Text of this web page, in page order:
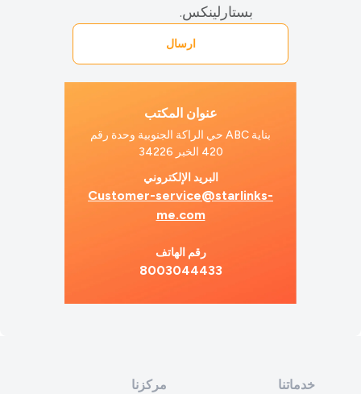
بستارلينكس.
عنوان المكتب
بناية ABC حي الراكة الجنوبية وحدة رقم
420 الخبر 34226
البريد الإلكتروني
Customer-service@starlinks-
me.com
رقم الهاتف
8003044433
خدماتنا
مركزنا